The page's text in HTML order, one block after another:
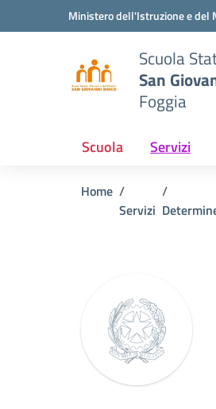
Vai ai contenuti
Vai al menu di navigazioneMinistero dell'Istruzione e del
Scuola
San
Foggia
Scuola Servizi
Home
Servizi